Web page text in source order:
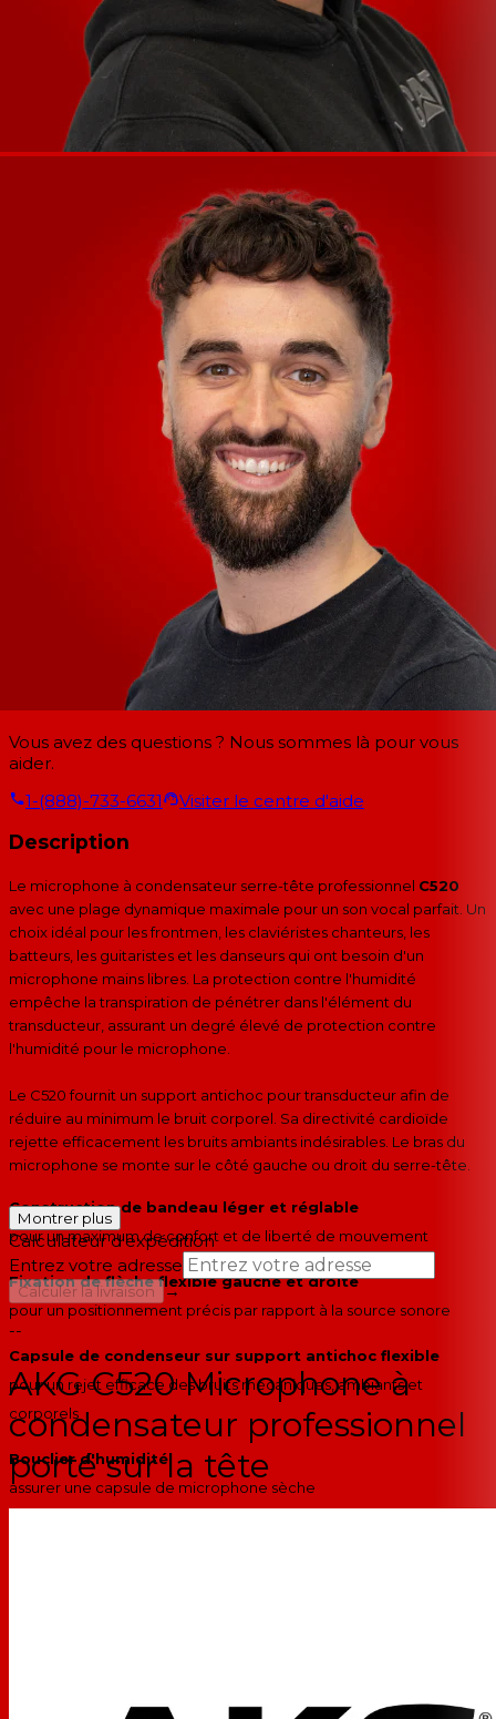
Vous avez des questions ? Nous sommes là pour vous
aider.
1-(888)-733-6631
Visiter le centre d'aide
Description
Le microphone à condensateur serre-tête professionnel C520
avec une plage dynamique maximale pour un son vocal parfait. Un
choix idéal pour les frontmen, les claviéristes chanteurs, les
batteurs, les guitaristes et les danseurs qui ont besoin d'un
microphone mains libres. La protection contre l'humidité
empêche la transpiration de pénétrer dans l'élément du
transducteur, assurant un degré élevé de protection contre
l'humidité pour le microphone.
Le C520 fournit un support antichoc pour transducteur afin de
réduire au minimum le bruit corporel. Sa directivité cardioïde
rejette efficacement les bruits ambiants indésirables. Le bras du
microphone se monte sur le côté gauche ou droit du serre-tête.
Construction de bandeau léger et réglable
pour un maximum de confort et de liberté de mouvement
Fixation de flèche flexible gauche et droite
pour un positionnement précis par rapport à la source sonore
Capsule de condenseur sur support antichoc flexible
pour un rejet efficace des bruits mécaniques, ambiants et
corporels
Bouclier d'humidité
assurer une capsule de microphone sèche
Cardioïde
Montrer plus
Calculateur d'expédition
Entrez votre adresse
Calculer la livraison
→
--
AKG C520 Microphone à
condensateur professionnel
porté sur la tête